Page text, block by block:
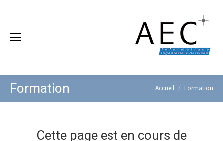
Formation Vous êtes ici :Accueil Formation
Cette page est en cours de